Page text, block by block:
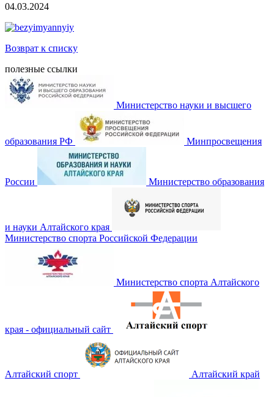
04.03.2024
Возврат к списку
полезные ссылки
Министерство науки и высшего
образования РФ Минпросвещения
России Министерство образования
и науки Алтайского края
Министерство спорта Российской Федерации
Министерство спорта Алтайского
края - официальный сайт
Алтайский спорт Алтайский край